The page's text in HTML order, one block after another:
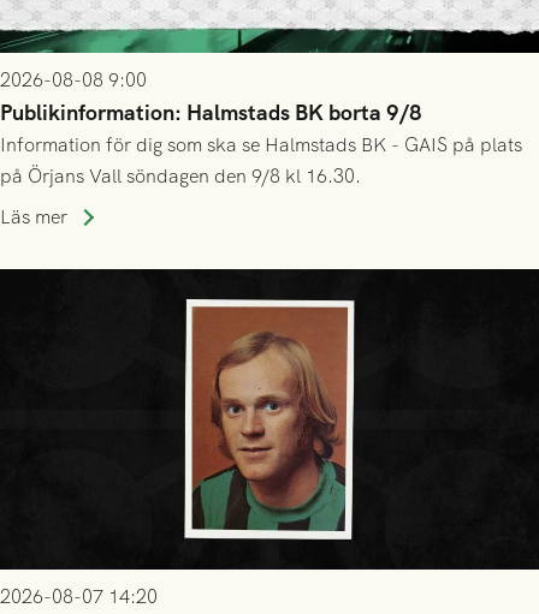
2026-08-08 9:00
Publikinformation: Halmstads BK borta 9/8
Information för dig som ska se Halmstads BK - GAIS på plats
på Örjans Vall söndagen den 9/8 kl 16.30.
Läs mer
2026-08-07 14:20